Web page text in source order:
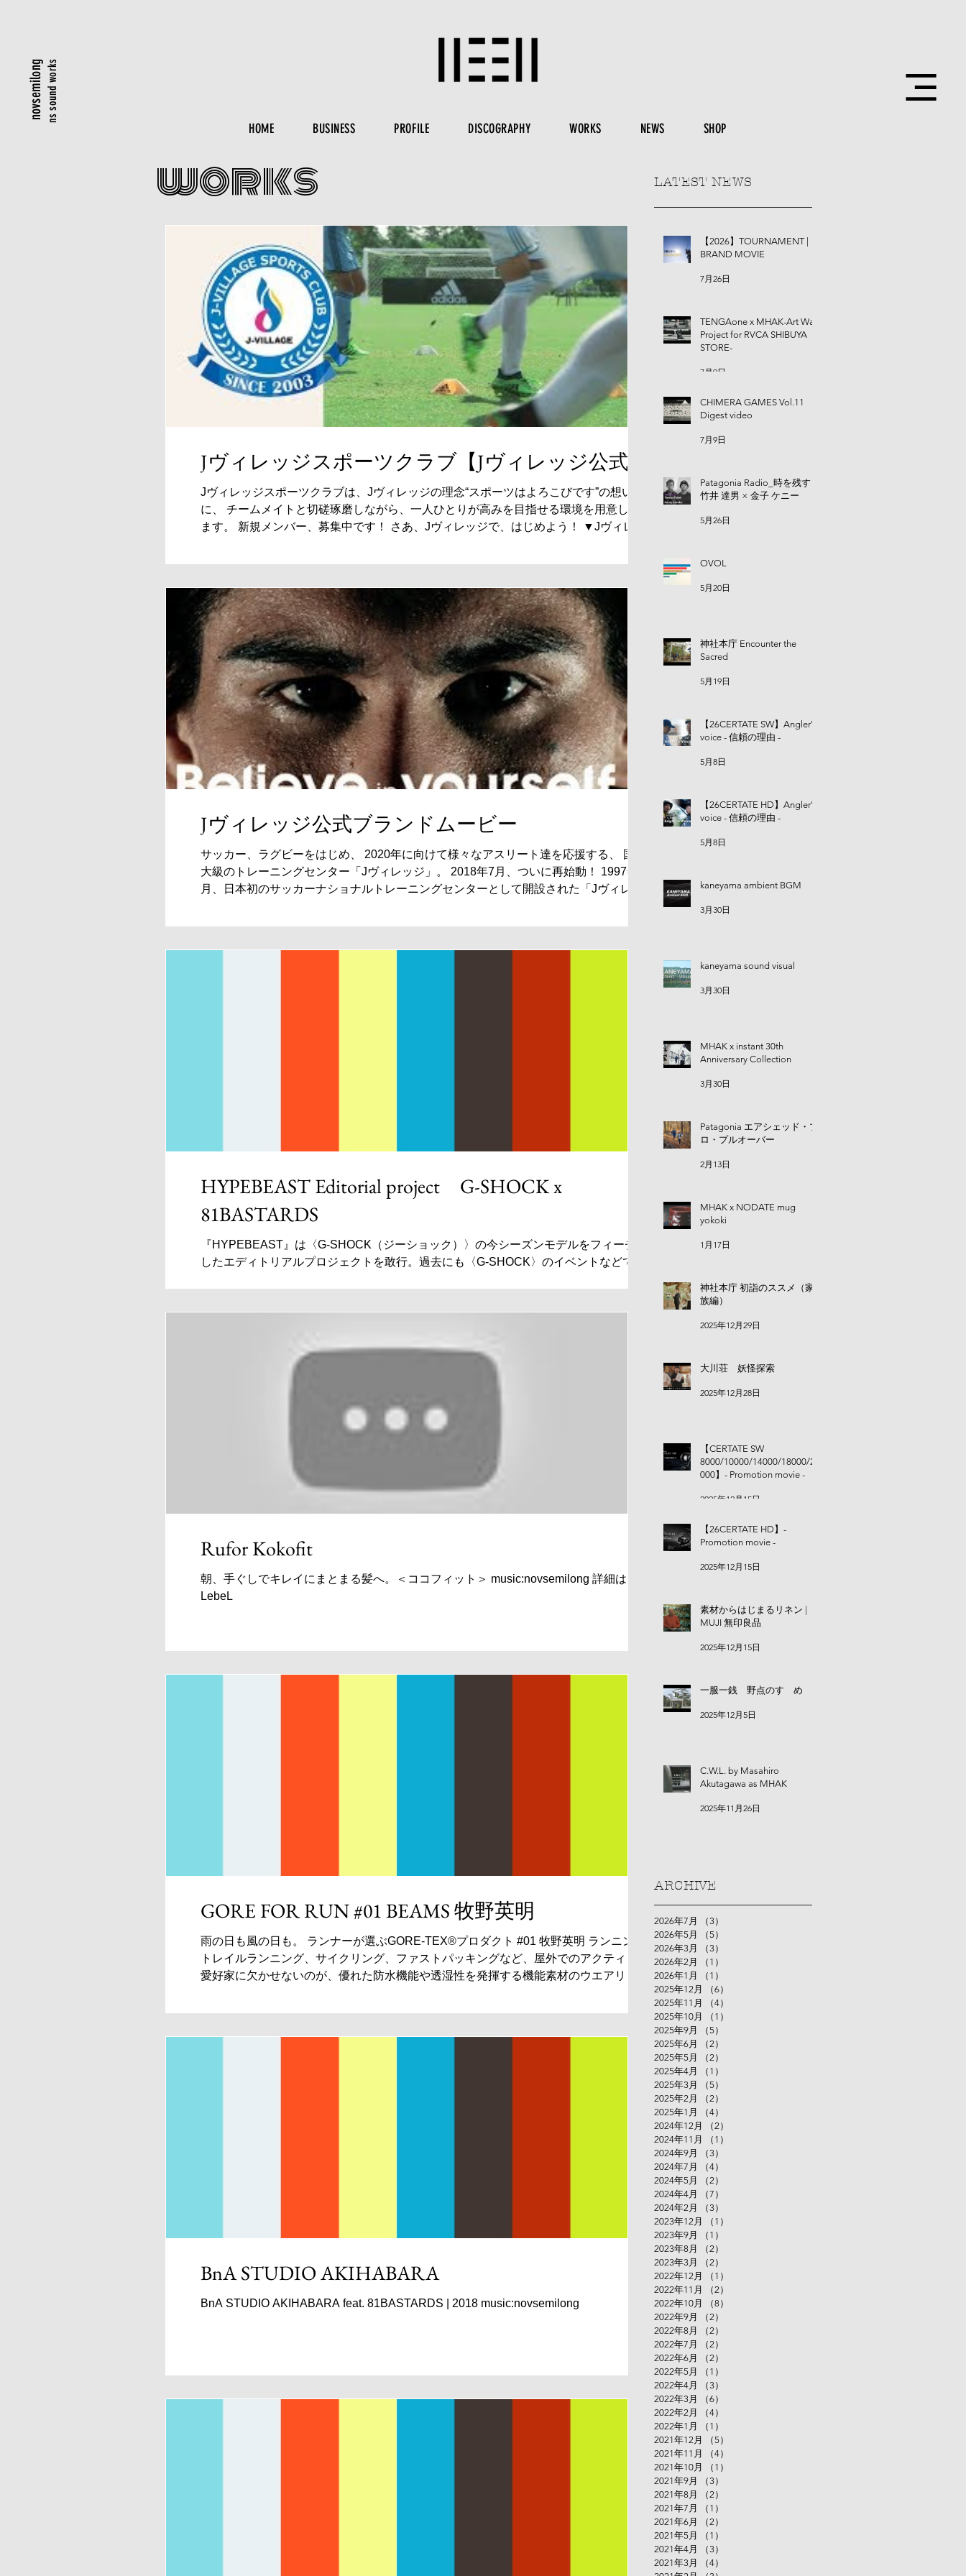
ns sound works
novsemilong
HOME BUSINESS PROFILE DISCOGRAPHY WORKS NEWS SHOP
​works
Jヴィレッジスポーツクラブ【Jヴィレッジ公式】
Jヴィレッジスポーツクラブは、Jヴィレッジの理念“スポーツはよろこびです”の想いを形
に、 チームメイトと切磋琢磨しながら、一人ひとりが高みを目指せる環境を用意してい
ます。 新規メンバー、募集中です！ さあ、Jヴィレッジで、はじめよう！ ▼Jヴィレッジ
Jヴィレッジ公式ブランドムービー
サッカー、ラグビーをはじめ、 2020年に向けて様々なアスリート達を応援する、 国内最
大級のトレーニングセンター「Jヴィレッジ」。 2018年7月、ついに再始動！ 1997年7
月、日本初のサッカーナショナルトレーニングセンターとして開設された「Jヴィレッ
HYPEBEAST Editorial project G-SHOCK x
81BASTARDS
『HYPEBEAST』は〈G-SHOCK（ジーショック）〉の今シーズンモデルをフィーチャー
したエディトリアルプロジェクトを敢行。過去にも〈G-SHOCK〉のイベントなどでミュ
Rufor Kokofit
朝、手ぐしでキレイにまとまる髪へ。＜ココフィット＞ music:novsemilong 詳細はこちら
LebeL
GORE FOR RUN #01 BEAMS 牧野英明
雨の日も風の日も。 ランナーが選ぶGORE-TEX®︎プロダクト #01 牧野英明 ランニング、
トレイルランニング、サイクリング、ファストパッキングなど、屋外でのアクティビティ
愛好家に欠かせないのが、優れた防水機能や透湿性を発揮する機能素材のウエアリング
BnA STUDIO AKIHABARA
BnA STUDIO AKIHABARA feat. 81BASTARDS | 2018 music:novsemilong
LATEST NEWS
【2026】TOURNAMENT |
BRAND MOVIE
7月26日
TENGAone x MHAK-Art Wall
Project for RVCA SHIBUYA
STORE-
7月9日
CHIMERA GAMES Vol.11
Digest video
7月9日
Patagonia Radio_時を残す |
竹井 達男 × 金子 ケニー
5月26日
OVOL
5月20日
神社本庁 Encounter the
Sacred
5月19日
【26CERTATE SW】Angler's
voice - 信頼の理由 -
5月8日
【26CERTATE HD】Angler's
voice - 信頼の理由 -
5月8日
kaneyama ambient BGM
3月30日
kaneyama sound visual
3月30日
MHAK x instant 30th
Anniversary Collection
3月30日
Patagonia エアシェッド・プ
ロ・プルオーバー
2月13日
MHAK x NODATE mug
yokoki
1月17日
神社本庁 初詣のススメ（家
族編）
2025年12月29日
大川荘 妖怪探索
2025年12月28日
【CERTATE SW
8000/10000/14000/18000/20
000】- Promotion movie -
2025年12月15日
【26CERTATE HD】-
Promotion movie -
2025年12月15日
素材からはじまるリネン |
MUJI 無印良品
2025年12月15日
一服一銭 野点のすゝめ
2025年12月5日
C.W.L. by Masahiro
Akutagawa as MHAK
2025年11月26日
ARCHIVE
2026年7月 （3）
2026年5月
（5）
2026年3月
（3）
2026年2月
（1）
2026年1月
（1）
2025年12月
（6）
2025年11月
（4）
2025年10月
（1）
2025年9月
（5）
2025年6月
（2）
2025年5月
（2）
2025年4月
（1）
2025年3月
（5）
2025年2月
（2）
2025年1月
（4）
2024年12月
（2）
2024年11月
（1）
2024年9月
（3）
2024年7月
（4）
2024年5月
（2）
2024年4月
（7）
2024年2月
（3）
2023年12月
（1）
2023年9月
（1）
2023年8月
（2）
2023年3月
（2）
2022年12月
（1）
2022年11月
（2）
2022年10月
（8）
2022年9月
（2）
2022年8月
（2）
2022年7月
（2）
2022年6月
（2）
2022年5月
（1）
2022年4月
（3）
2022年3月
（6）
2022年2月
（4）
2022年1月
（1）
2021年12月
（5）
2021年11月
（4）
2021年10月
（1）
2021年9月
（3）
2021年8月
（2）
2021年7月
（1）
2021年6月
（2）
2021年5月
（1）
2021年4月
（3）
2021年3月
（4）